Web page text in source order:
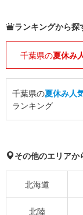
ランキングから探
千葉県の夏休み
千葉県の夏休み人
ランキング
その他のエリアか
北海道
北陸